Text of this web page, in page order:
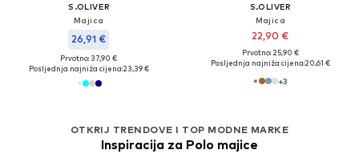
S.OLIVER
Majica
26,91 €
Prvotno: 37,90 €
Posljednja najniža cijena:23,39 €
OTKRIJ TRENDOVE I TOP MODNE MARKE
Inspiracija za Polo majice
S.OLIVER
Majica
22,90 €
Prvotno: 25,90 €
Posljednja najniža cijena:20,61 €
+3